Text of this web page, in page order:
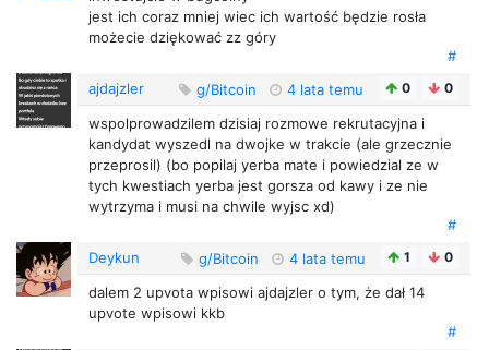
jest ich coraz mniej wiec ich wartość będzie rosła
możecie dziękować zz góry
#
ajdajzler
g/Bitcoin 4 lata temu 0 0
wspolprowadzilem dzisiaj rozmowe rekrutacyjna i
kandydat wyszedl na dwojke w trakcie (ale grzecznie
przeprosil) (bo popilaj yerba mate i powiedzial ze w
tych kwestiach yerba jest gorsza od kawy i ze nie
wytrzyma i musi na chwile wyjsc xd)
#
Deykun
g/Bitcoin 4 lata temu 1 0
dalem 2 upvota wpisowi ajdajzler o tym, że dał 14
upvote wpisowi kkb
#